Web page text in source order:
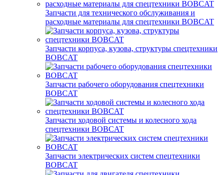
Запчасти для технического обслуживания и
расходные материалы для спецтехники BOBCAT
Запчасти корпуса, кузова, структуры спецтехники
BOBCAT
Запчасти рабочего оборудования спецтехники
BOBCAT
Запчасти ходовой системы и колесного хода
спецтехники BOBCAT
Запчасти электрических систем спецтехники
BOBCAT